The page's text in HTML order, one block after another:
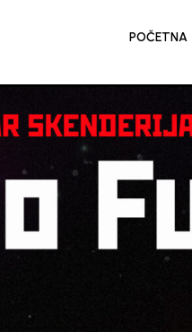
POČETNA